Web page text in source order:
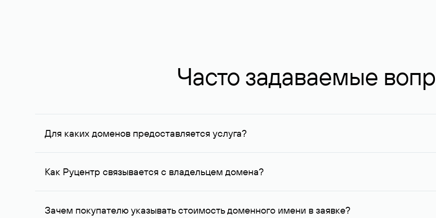
Часто задаваемые
Для каких доменов предоставляется услуга?
Услуга доступна для доменов, зарегистрированных в Руцентре и у других регистраторов. Для доменов,
Как Руцентр связывается с владельцем домена?
Для связи с владельцем домена используются его контактные данные, доступные Руцентру.
Зачем покупателю указывать стоимость доменного имени в заявке?